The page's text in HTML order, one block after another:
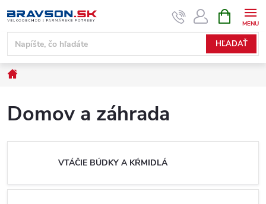
na
obsah
HĽADAŤ
KOŠÍK
Domov
Domov a záhrada
VTÁČIE BÚDKY A KŔMIDLÁ